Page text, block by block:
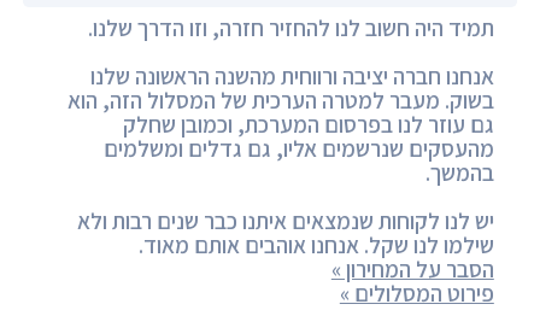
תמיד היה חשוב לנו להחזיר חזרה, וזו הדרך שלנו.
אנחנו חברה יציבה ורווחית מהשנה הראשונה שלנו
בשוק. מעבר למטרה הערכית של המסלול הזה, הוא
גם עוזר לנו בפרסום המערכת, וכמובן שחלק
מהעסקים שנרשמים אליו, גם גדלים ומשלמים
בהמשך.
יש לנו לקוחות שנמצאים איתנו כבר שנים רבות ולא
שילמו לנו שקל. אנחנו אוהבים אותם מאוד.
הסבר על המחירון »
פירוט המסלולים »